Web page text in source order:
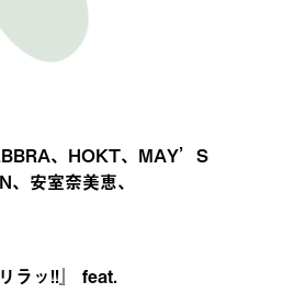
、HOKT、MAY’S
安室奈美恵、
ラッ!!』 feat.